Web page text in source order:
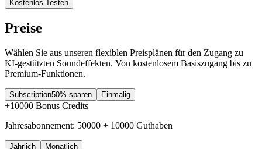
Kostenlos Testen
Preise
Wählen Sie aus unseren flexiblen Preisplänen für den Zugang zu
KI-gestützten Soundeffekten. Von kostenlosem Basiszugang bis zu
Premium-Funktionen.
Subscription50% sparen Einmalig
+10000 Bonus Credits
Jahresabonnement: 50000 + 10000 Guthaben
Jährlich Monatlich